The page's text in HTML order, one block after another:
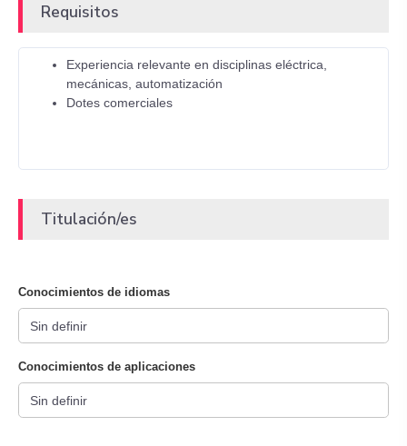
Requisitos
Experiencia relevante en disciplinas eléctrica,
mecánicas, automatización
Dotes comerciales
Titulación/es
Conocimientos de idiomas
Conocimientos de aplicaciones